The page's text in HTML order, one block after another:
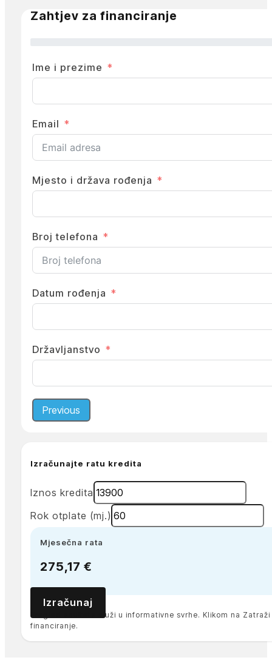
Zahtjev za financiranje
Ime i prezime
Email
Mjesto i država rođenja
Broj telefona
Datum rođenja
Državljanstvo
Previous
Izračunajte ratu kredita
Iznos kredita
Rok otplate (mj.)
Mjesečna rata
275,17 €
Izračunaj
Pregled anuiteta služi u informativne svrhe. Klikom na
financiranje.